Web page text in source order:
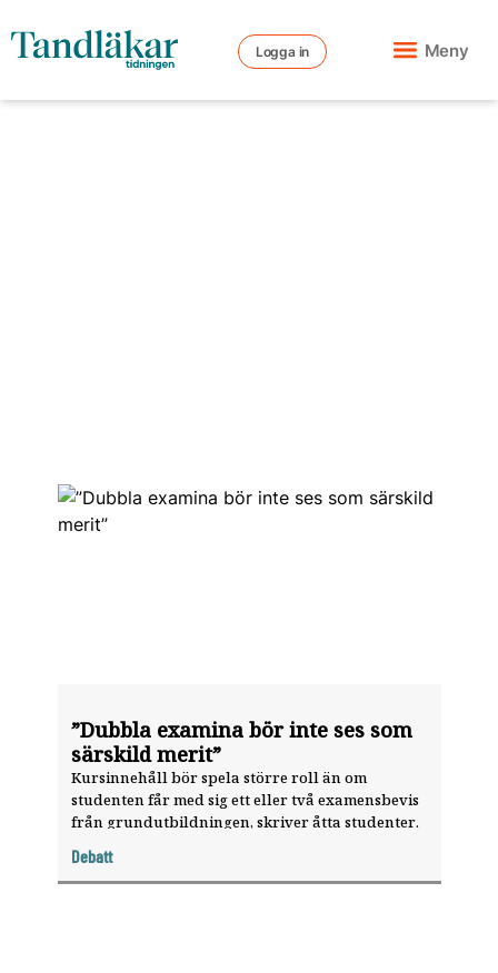
Logga in Meny
”Dubbla examina bör inte ses som
särskild merit”
Kursinnehåll bör spela större roll än om
studenten får med sig ett eller två examensbevis
från grundutbildningen, skriver åtta studenter.
Debatt